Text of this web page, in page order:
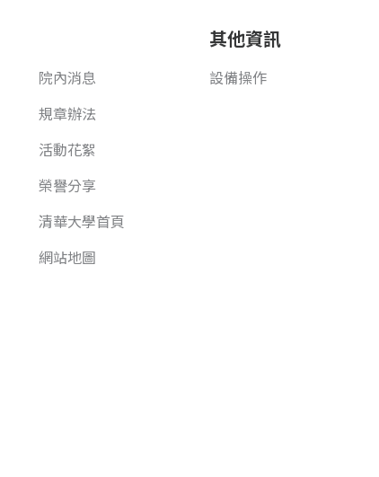
院內消息
規章辦法
活動花絮
榮譽分享
清華大學首頁
網站地圖
其他資訊
設備操作